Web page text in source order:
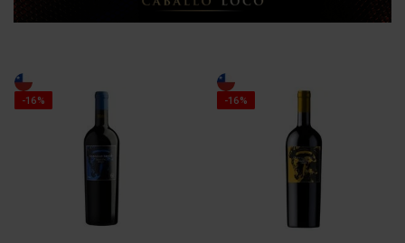
-16% -16%